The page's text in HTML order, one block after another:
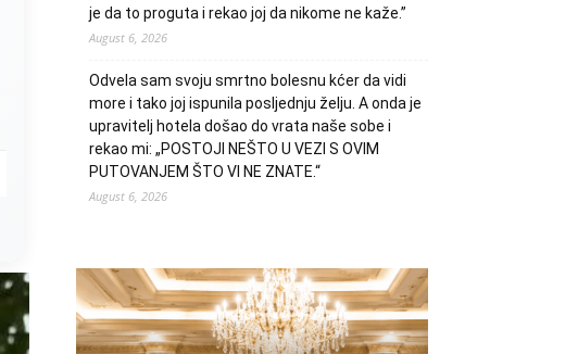
je da to proguta i rekao joj da nikome ne kaže.”
August 6, 2026
Odvela sam svoju smrtno bolesnu kćer da vidi
more i tako joj ispunila posljednju želju. A onda je
upravitelj hotela došao do vrata naše sobe i
rekao mi: „POSTOJI NEŠTO U VEZI S OVIM
PUTOVANJEM ŠTO VI NE ZNATE.“
August 6, 2026